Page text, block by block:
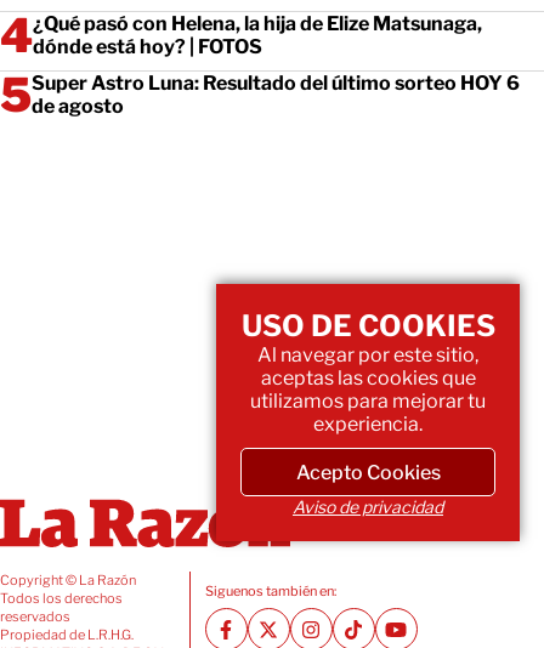
¿Qué pasó con Helena, la hija de Elize Matsunaga,
dónde está hoy? | FOTOS
Super Astro Luna: Resultado del último sorteo HOY 6
de agosto
Copyright © La Razón
Todos los derechos
reservados
Propiedad de L.R.H.G.
Siguenos también en:
USO DE COOKIES
Al navegar por este sitio,
aceptas las cookies que
utilizamos para mejorar tu
experiencia.
Acepto Cookies
Aviso de privacidad